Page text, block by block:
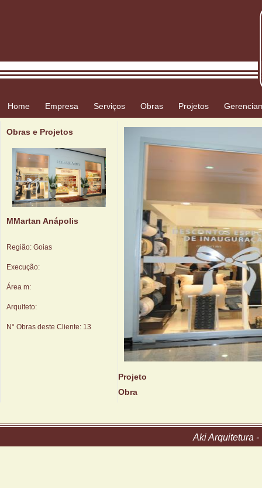
Home Empresa Serviços Obras Projetos
Obras e Projetos
MMartan Anápolis
Região: Goias
Execução:
Área m:
Arquiteto:
N° Obras deste Cliente: 13
Projeto
Obra
Aki Arquitetura